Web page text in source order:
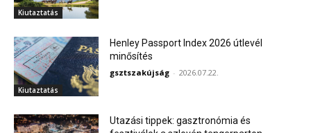
Kiutaztatás
Kiutaztatás
Henley Passport Index 2026 útlevél
minősítés
gsztszakújság - 2026.07.22.
Utazási tippek: gasztronómia és